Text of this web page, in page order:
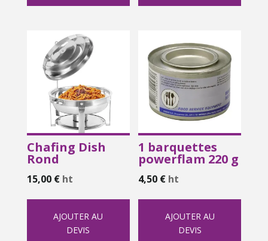
Chafing Dish
Rond
15,00 € ht
AJOUTER AU
DEVIS
1 barquettes
powerflam 220 g
4,50 € ht
AJOUTER AU
DEVIS